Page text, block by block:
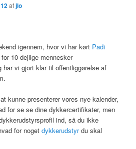
afjlo
igennem, hvor vi har kørt Padi
for 10 dejlige mennesker
har vi gjort klar til offentliggørelse af
kunne presenterer vores nye kalender,
for se se dine dykkercertifikater, men
ind, så du ikke
for nogetdykkerudstyrdu skal